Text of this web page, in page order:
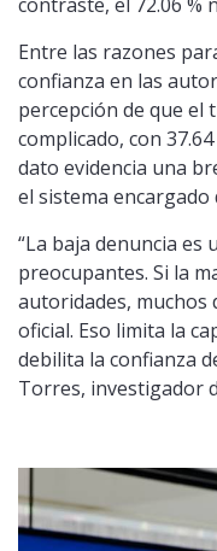
Entre las razones
confianza en las
percepción de que el
complicado, con
dato evidencia una
el sistema
“La baja denuncia es
preocupantes. Si la
autoridades,
oficial. Eso limita la
debilita la confianza
Torres, investigador